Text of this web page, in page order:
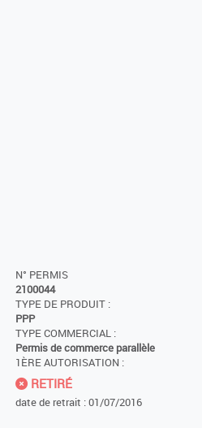
N° PERMIS
2100044
TYPE DE PRODUIT :
PPP
TYPE COMMERCIAL :
Permis de commerce parallèle
1ÈRE AUTORISATION :
RETIRÉ
date de retrait : 01/07/2016